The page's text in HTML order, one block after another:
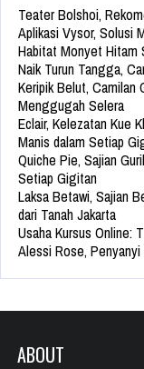
Teater Bolshoi,
Aplikasi Vysor, Solusi
Habitat Monyet Hitam
Naik Turun Tangga,
Keripik Belut, Camilan
Menggugah Selera
Eclair, Kelezatan Kue
Manis dalam Setiap
Quiche Pie, Sajian
Setiap Gigitan
Laksa Betawi, Sajian
dari Tanah Jakarta
Usaha Kursus Online:
Alessi Rose, Penyanyi
ABOUT